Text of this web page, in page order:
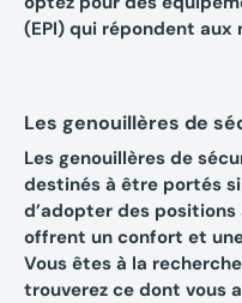
(EPI) qui répondent aux
Les genouillères de
Les genouillères de
destinés à être portés
d’adopter des positions
offrent un confort et
Vous êtes à la
trouverez ce dont vous